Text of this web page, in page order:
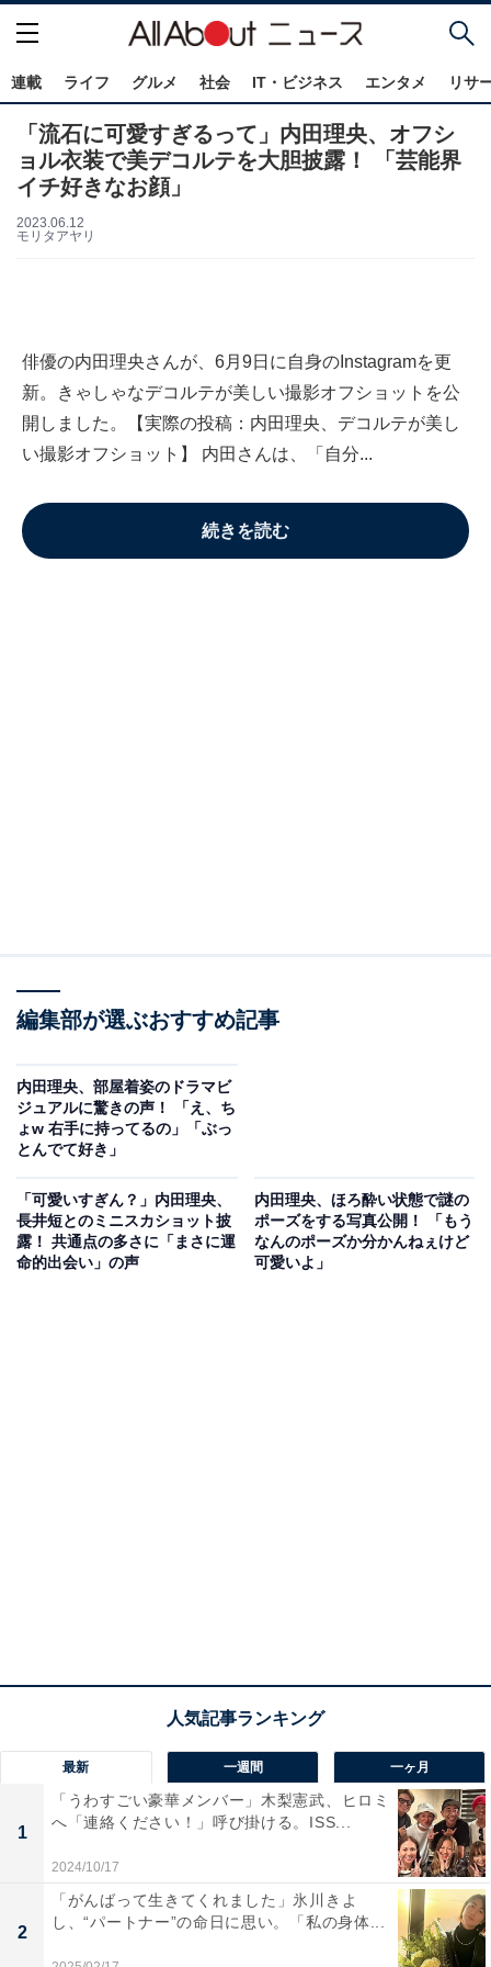
連載 ライフ グルメ 社会 IT・ビジネス エンタメ リサ
「流石に可愛すぎるって」内田理央、オフシ
ョル衣装で美デコルテを大胆披露！ 「芸能界
イチ好きなお顔」
2023.06.12
モリタアヤリ
俳優の内田理央さんが、6月9日に自身のInstagramを更
新。きゃしゃなデコルテが美しい撮影オフショットを公
開しました。【実際の投稿：内田理央、デコルテが美し
い撮影オフショット】 内田さんは、「自分...
続きを読む
編集部が選ぶおすすめ記事
内田理央、部屋着姿のドラマビ
ジュアルに驚きの声！ 「え、ち
ょw 右手に持ってるの」「ぶっ
とんでて好き」
「可愛いすぎん？」内田理央、
長井短とのミニスカショット披
露！ 共通点の多さに「まさに運
命的出会い」の声
内田理央、ほろ酔い状態で謎の
ポーズをする写真公開！ 「もう
なんのポーズか分かんねぇけど
可愛いよ」
最新 一週間 一ヶ月
1
「うわすごい豪華メンバー」木梨憲武、ヒロミ
へ「連絡ください！」呼び掛ける。ISS...
2024/10/17
2
「がんばって生きてくれました」氷川きよ
し、“パートナー”の命日に思い。「私の身体...